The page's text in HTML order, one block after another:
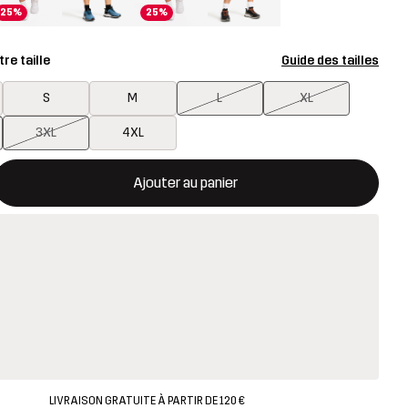
25% 25%
taille Guide des tailles
S M L XL
3XL 4XL
Ajouter au panier
une fenêtre modale confirmant un nouvel article dans le
LIVRAISON GRATUITE À PARTIR DE 120 €